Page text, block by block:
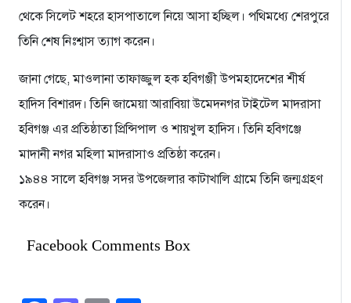
থেকে সিলেট শহরে হাসপাতালে নিয়ে আসা হচ্ছিল। পথিমধ্যে শেরপুরে
তিনি শেষ নিঃশ্বাস ত্যাগ করেন।
জানা গেছে, মাওলানা তাফাজ্জুল হক হবিগঞ্জী উপমহাদেশের শীর্ষ
হাদিস বিশারদ। তিনি জামেয়া আরাবিয়া উমেদনগর টাইটেল মাদরাসা
হবিগঞ্জ এর প্রতিষ্ঠাতা প্রিন্সিপাল ও শায়খুল হাদিস। তিনি হবিগঞ্জে
মাদানী নগর মহিলা মাদরাসাও প্রতিষ্ঠা করেন।
১৯৪৪ সালে হবিগঞ্জ সদর উপজেলার কাটাখালি গ্রামে তিনি জন্মগ্রহণ
করেন।
Facebook Comments Box